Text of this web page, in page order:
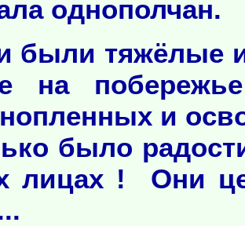
однополчан.
были тяжёлые
на
и
было
лицах ! Они